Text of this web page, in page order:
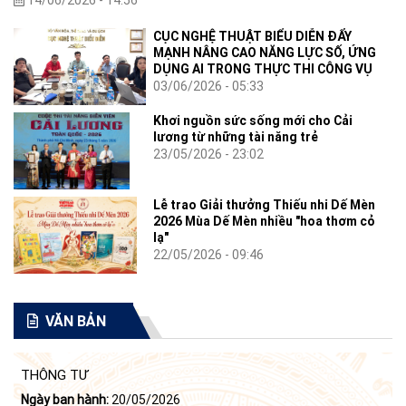
CỤC NGHỆ THUẬT BIỂU DIỄN ĐẨY
MẠNH NÂNG CAO NĂNG LỰC SỐ, ỨNG
DỤNG AI TRONG THỰC THI CÔNG VỤ
03/06/2026 - 05:33
Khơi nguồn sức sống mới cho Cải
lương từ những tài năng trẻ
23/05/2026 - 23:02
Lễ trao Giải thưởng Thiếu nhi Dế Mèn
2026 Mùa Dế Mèn nhiều "hoa thơm cỏ
lạ"
22/05/2026 - 09:46
VĂN BẢN
THÔNG TƯ
Ngày ban hành: 20/05/2026